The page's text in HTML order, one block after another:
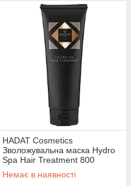
HADAT Cosmetics
Зволожувальна маска Hydro
Spa Hair Treatment 800
Немає в наявності